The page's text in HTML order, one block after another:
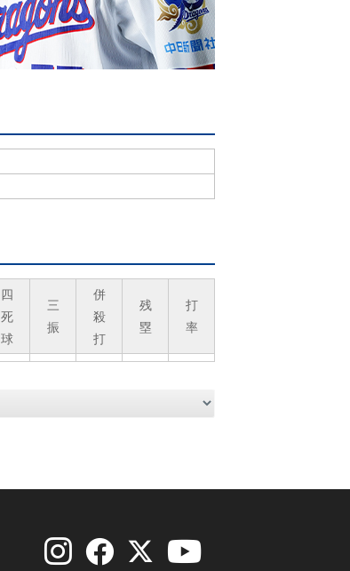
四
死
球
三
振
併
殺
打
残
塁
打
率